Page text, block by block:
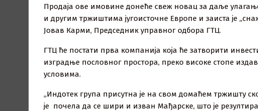
Продаја ове имовине донеће свеж новац за даље
и другим тржиштима југоисточне Европе и заиста је
Јовав Карми, Председник управног одбора ГТЦ.
ГТЦ ће постати прва компанија која ће затворити
изградње пословног простора, преко високе стопе
условима.
„Индотек група присутна је на свом домаћем тржишту
је почела да се шири и изван Мађарске, што је